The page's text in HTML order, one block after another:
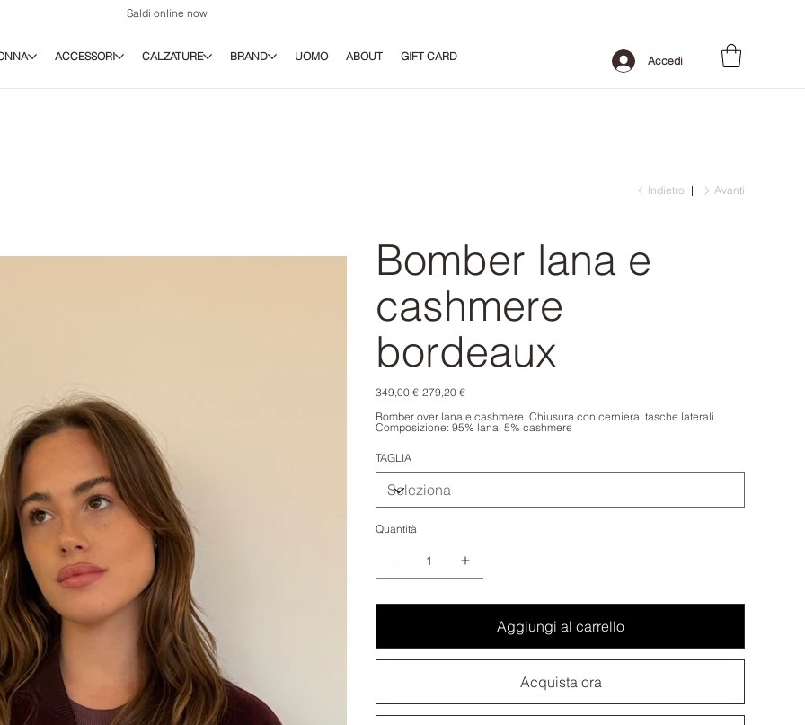
Saldi online now
Accedi
ACCESSORI CALZATURE BRAND UOMO ABOUT GIFT CARD
Indietro Avanti
Bomber lana e
cashmere
bordeaux
Prezzo
originale
349,00 € Prezzo
scontato
279,20 €
Bomber over lana e cashmere. Chiusura con cerniera, tasche laterali.
Composizione: 95% lana, 5% cashmere
TAGLIA
Quantità
Aggiungi al carrello
Acquista ora